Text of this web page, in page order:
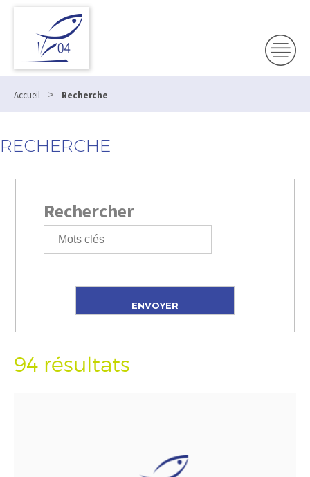
Accueil > Recherche
RECHERCHE
Rechercher
94 résultats